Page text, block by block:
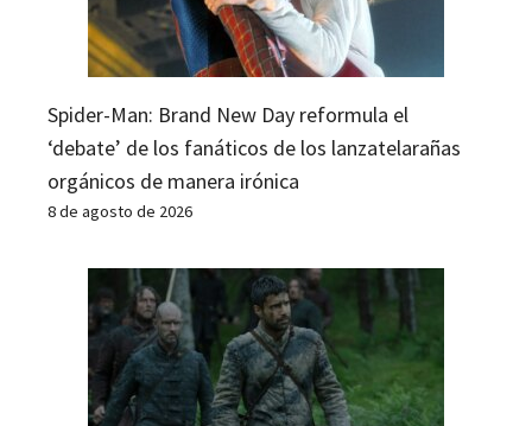
Spider-Man: Brand New Day reformula el
‘debate’ de los fanáticos de los lanzatelarañas
orgánicos de manera irónica
8 de agosto de 2026